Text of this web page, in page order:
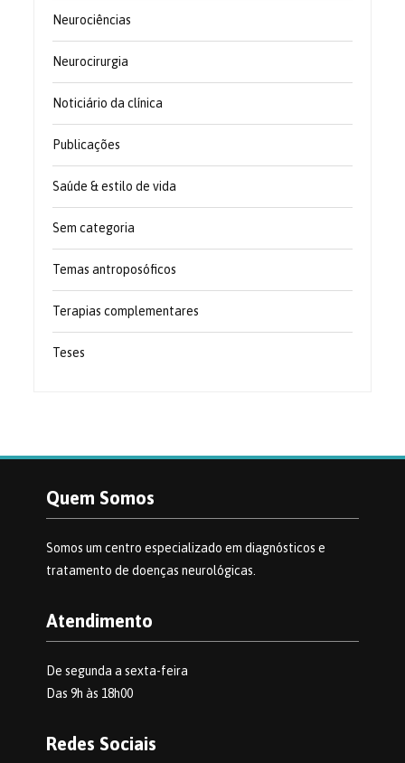
Neurociências
Neurocirurgia
Noticiário da clínica
Publicações
Saúde & estilo de vida
Sem categoria
Temas antroposóficos
Terapias complementares
Teses
Quem Somos
Somos um centro especializado em diagnósticos e
tratamento de doenças neurológicas.
Atendimento
De segunda a sexta-feira
Das 9h às 18h00
Redes Sociais